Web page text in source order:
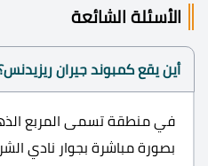
الأسئلة الشائعة
أين يقع كمبوند جيران
في منطقة تسمى المربع
بصورة مباشرة بجوار نادي